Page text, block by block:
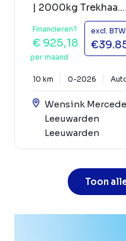
| 2000kg Trekhaa...
Financieren?
€ 925,18
per maand
excl. BTW
10 km 0-2026
Wensink
Leeuwarden
Leeuwarden
Toon